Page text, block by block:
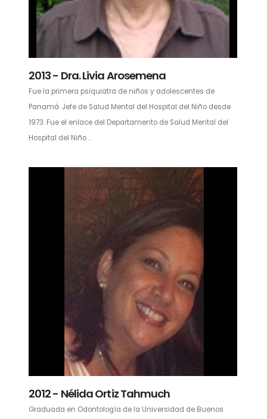
2013 - Dra. Livia Arosemena
Fue la primera psiquiatra de niños y adolescentes de
Panamá. Jefe de Salud Mental del Hospital del Niño desde
1973. Fue el enlace del Departamento de Salud Mental del
Hospital del Niño ...
2012 - Nélida Ortiz Tahmuch
Graduada en Odontología de la Universidad de Buenos